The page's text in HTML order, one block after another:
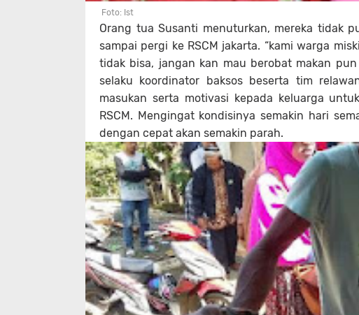
Foto: Ist
Orang tua Susanti menuturkan, mereka tidak
sampai pergi ke RSCM jakarta. “kami warga
tidak bisa, jangan kan mau berobat makan
selaku koordinator baksos beserta tim
masukan serta motivasi kepada keluarga
RSCM. Mengingat kondisinya semakin hari
dengan cepat akan semakin parah.